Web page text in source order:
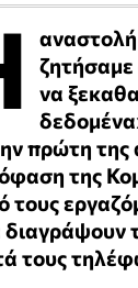
αναστολή
ζητήσαμε
να
πρώτη
της
τους
διαγράψουν
τους